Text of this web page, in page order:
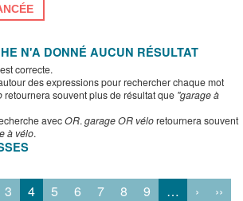
N'A DONNÉ AUCUN RÉSULTAT
correcte.
des expressions pour rechercher chaque mot
retournera souvent plus de résultat que "garage à
avecOR. garage OR véloretournera souvent
à vélo.
3 4 5 6 7 8 9 … › ››